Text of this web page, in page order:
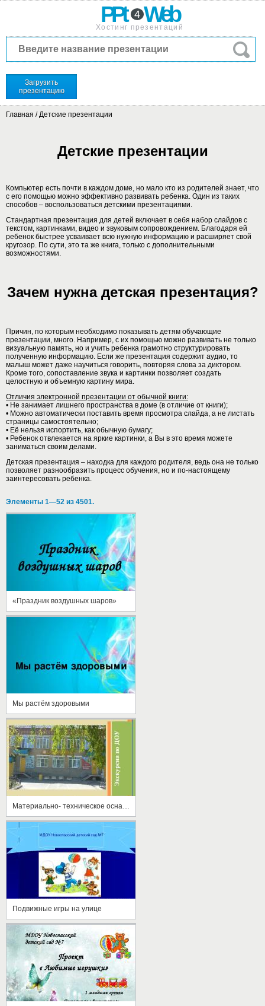
PPt 4 Web
Хостинг презентаций
Загрузить
презентацию
Главная /Детские презентации
Детские презентации
Компьютер есть почти в каждом доме, но мало кто из родителей знает, что
с его помощью можно эффективно развивать ребенка. Один из таких
способов – воспользоваться детскими презентациями.
Стандартная презентация для детей включает в себя набор слайдов с
текстом, картинками, видео и звуковым сопровождением. Благодаря ей
ребенок быстрее усваивает всю нужную информацию и расширяет свой
кругозор. По сути, это та же книга, только с дополнительными
возможностями.
Зачем нужна детская презентация?
Причин, по которым необходимо показывать детям обучающие
презентации, много. Например, с их помощью можно развивать не только
визуальную память, но и учить ребенка грамотно структурировать
полученную информацию. Если же презентация содержит аудио, то
малыш может даже научиться говорить, повторяя слова за диктором.
Кроме того, сопоставление звука и картинки позволяет создать
целостную и объемную картину мира.
Отличия электронной презентации от обычной книги:
• Не занимает лишнего пространства в доме (в отличие от книги);
• Можно автоматически поставить время просмотра слайда, а не листать
страницы самостоятельно;
• Её нельзя испортить, как обычную бумагу;
• Ребенок отвлекается на яркие картинки, а Вы в это время можете
заниматься своим делами.
Детская презентация – находка для каждого родителя, ведь она не только
позволяет разнообразить процесс обучения, но и по-настоящему
заинтересовать ребенка.
Элементы 1—52 из 4501.
«Праздник воздушных шаров»
Мы растём здоровыми
Материально- техническое оснащение. МДОУ"Детский сад№40" .г. Копейск 2017
Подвижные игры на улице